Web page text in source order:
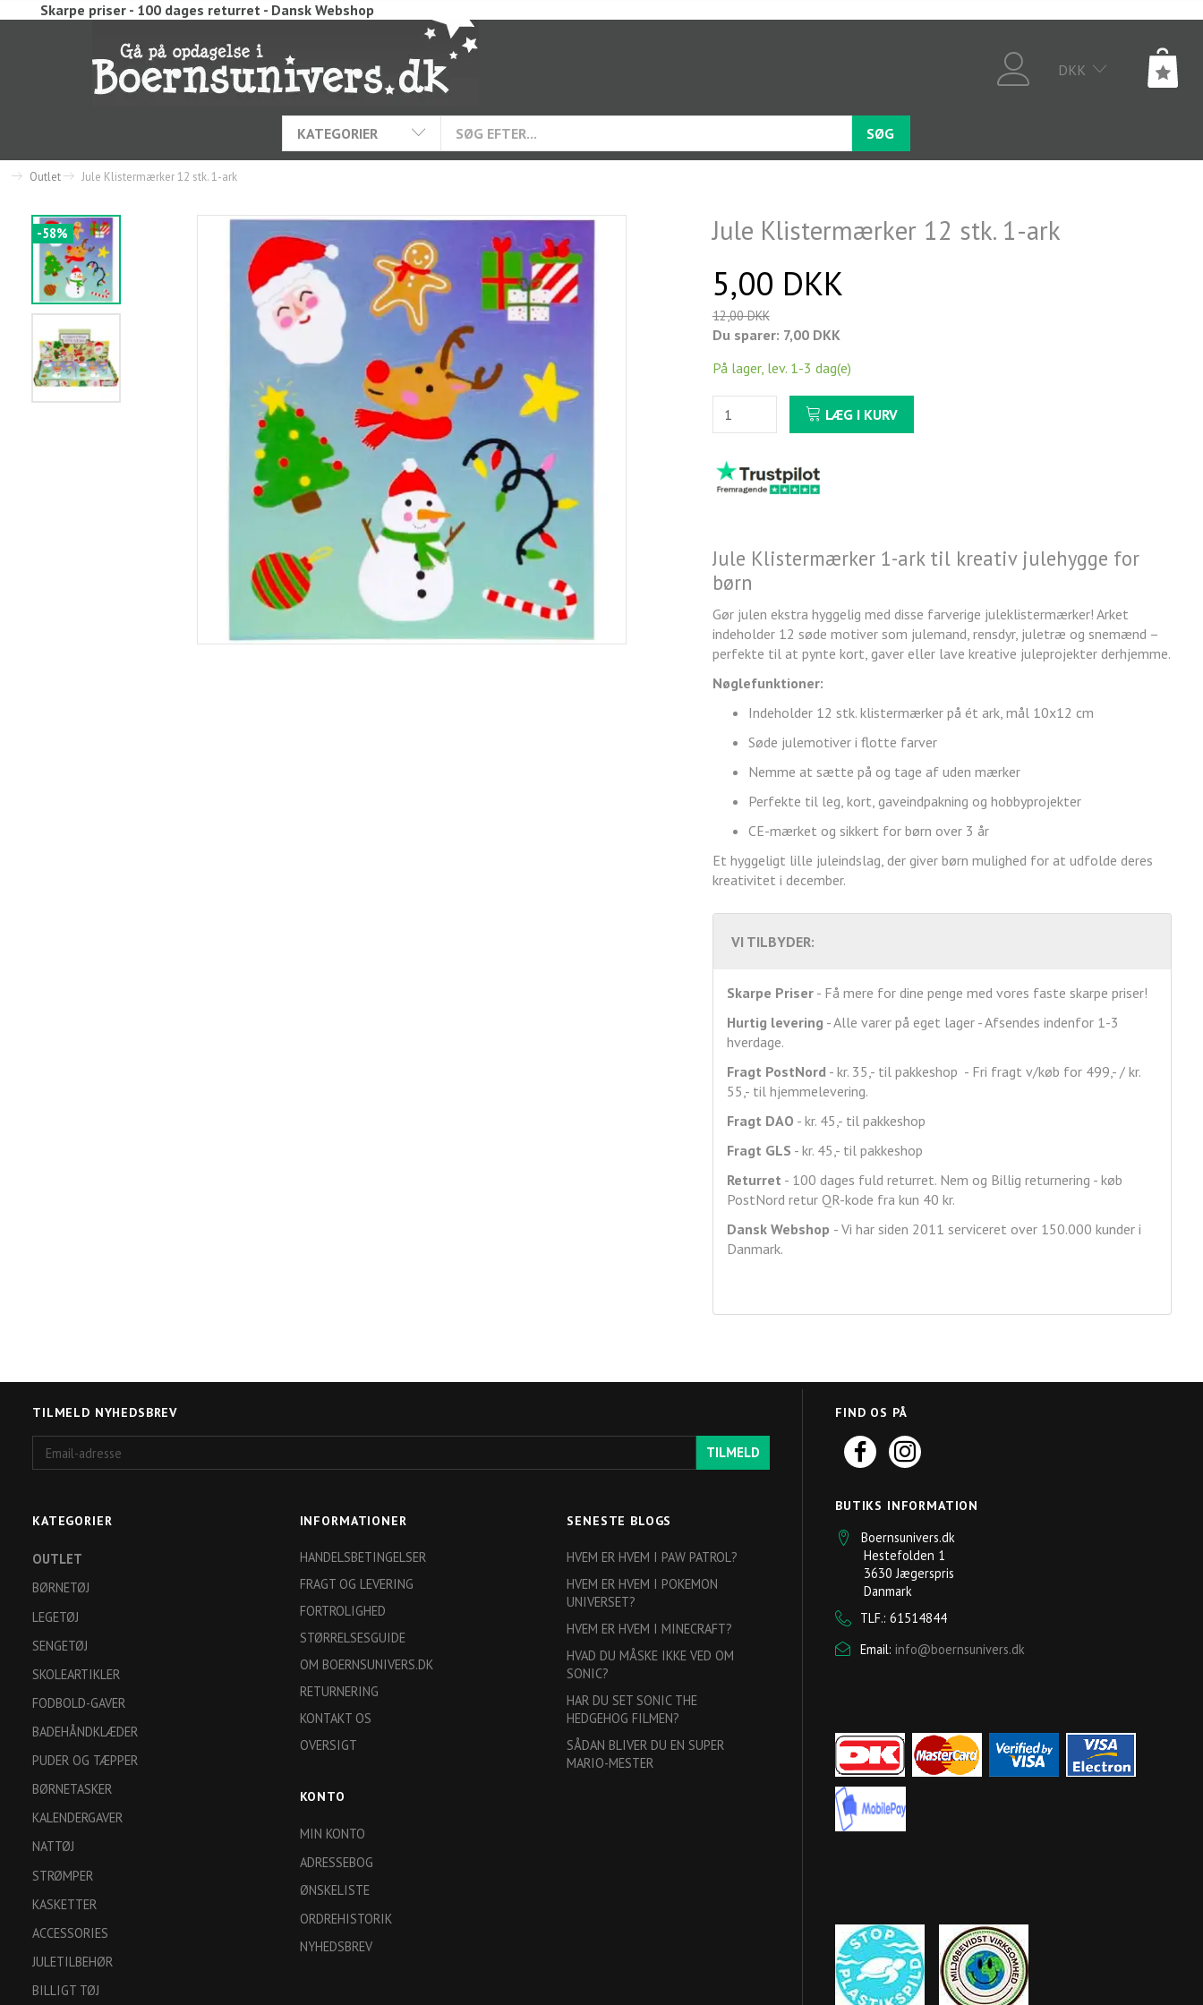
Skarpe priser - 100 dages returret - Dansk Webshop
DKK
KATEGORIER SØG
Outlet Jule Klistermærker 12 stk. 1-ark
-58% Jule Klistermærker 12 stk. 1-ark
5,00 DKK
12,00 DKK
Du sparer: 7,00 DKK
På lager, lev. 1-3 dag(e)
LÆG I KURV
Jule Klistermærker 1-ark til kreativ julehygge for
børn
Gør julen ekstra hyggelig med disse farverige juleklistermærker! Arket
indeholder 12 søde motiver som julemand, rensdyr, juletræ og snemænd –
perfekte til at pynte kort, gaver eller lave kreative juleprojekter derhjemme.
Nøglefunktioner:
Indeholder 12 stk. klistermærker på ét ark, mål 10x12 cm
Søde julemotiver i flotte farver
Nemme at sætte på og tage af uden mærker
Perfekte til leg, kort, gaveindpakning og hobbyprojekter
CE-mærket og sikkert for børn over 3 år
Et hyggeligt lille juleindslag, der giver børn mulighed for at udfolde deres
kreativitet i december.
VI TILBYDER:
Skarpe Priser- Få mere for dine penge med vores faste skarpe priser!
Hurtig levering - Alle varer på eget lager - Afsendes indenfor 1-3
hverdage.
Fragt PostNord- kr. 35,- til pakkeshop - Fri fragt v/køb for 499,- / kr.
55,- til hjemmelevering.
Fragt DAO - kr. 45,- til pakkeshop
Fragt GLS - kr. 45,- til pakkeshop
Returret - 100 dages fuld returret. Nem og Billig returnering - køb
PostNord retur QR-kode fra kun 40 kr.
Dansk Webshop - Vi har siden 2011 serviceret over 150.000 kunder i
Danmark.
TILMELD NYHEDSBREV
adresse
TILMELD
KATEGORIER
OUTLET
BØRNETØJ
LEGETØJ
SENGETØJ
SKOLEARTIKLER
FODBOLD-GAVER
BADEHÅNDKLÆDER
PUDER OG TÆPPER
BØRNETASKER
KALENDERGAVER
NATTØJ
STRØMPER
KASKETTER
ACCESSORIES
JULETILBEHØR
BILLIGT TØJ
INFORMATIONER
HANDELSBETINGELSER
FRAGT OG LEVERING
FORTROLIGHED
STØRRELSESGUIDE
OM BOERNSUNIVERS.DK
RETURNERING
KONTAKT OS
OVERSIGT
KONTO
MIN KONTO
ADRESSEBOG
ØNSKELISTE
ORDREHISTORIK
NYHEDSBREV
SENESTE BLOGS
HVEM ER HVEM I PAW PATROL?
HVEM ER HVEM I POKEMON
UNIVERSET?
HVEM ER HVEM I MINECRAFT?
HVAD DU MÅSKE IKKE VED OM
SONIC?
HAR DU SET SONIC THE
HEDGEHOG FILMEN?
SÅDAN BLIVER DU EN SUPER
MARIO-MESTER
FIND OS PÅ
BUTIKS INFORMATION
Boernsunivers.dk
Hestefolden 1
3630 Jægerspris
Danmark
TLF.: 61514844
Email: info@boernsunivers.dk